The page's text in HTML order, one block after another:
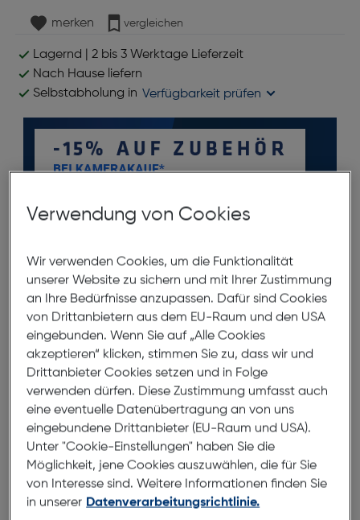
merken vergleichen
Lagernd | 2 bis 3 Werktage Lieferzeit
Nach Hause liefern
Selbstabholung in Verfügbarkeit prüfen
Produktbeschreibung
Polaroid Tasche für GO schwarz
ArtNr.: 260066773
Bewahren Sie Ihre Polaroid Go-
Kamera sicher und stilvoll auf.
Die Polaroid Go Kameratasche hält Ihre Kamera fest
an Ort und Stelle und lässt sich einfach an Ihrer
Tasche oder Gürtelschlaufe befestigen. In Rot, Weiß
und Schwarz. Kamera nicht enthalten. Hülle nur
Verwendung von Cookies
Wir verwenden Cookies, um die Funktionalität
unserer Website zu sichern und mit Ihrer Zustimmung
an Ihre Bedürfnisse anzupassen. Dafür sind Cookies
von Drittanbietern aus dem EU-Raum und den USA
eingebunden. Wenn Sie auf „Alle Cookies
akzeptieren“ klicken, stimmen Sie zu, dass wir und
Drittanbieter Cookies setzen und in Folge
verwenden dürfen. Diese Zustimmung umfasst auch
eine eventuelle Datenübertragung an von uns
eingebundene Drittanbieter (EU-Raum und USA).
Unter "Cookie-Einstellungen" haben Sie die
Möglichkeit, jene Cookies auszuwählen, die für Sie
von Interesse sind. Weitere Informationen finden Sie
in unserer Datenverarbeitungsrichtlinie.